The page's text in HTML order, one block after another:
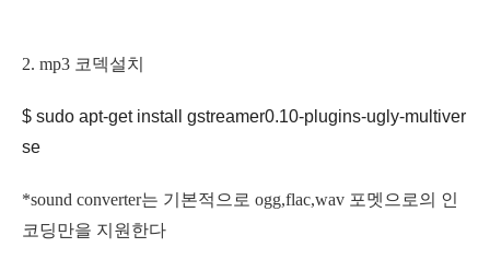
2. mp3 코덱설치
$ sudo apt-get install gstreamer0.10-plugins-ugly-multiver
se
*sound converter는 기본적으로 ogg,flac,wav 포멧으로의 인
코딩만을 지원한다